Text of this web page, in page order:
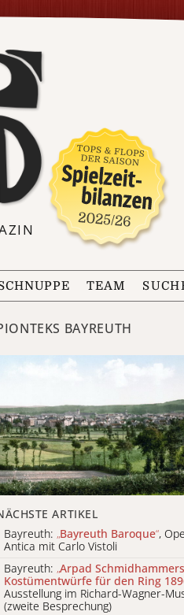
TEAM
BAYREUTH
ARTIKEL
Bayreuth: „Bayreuth Baroque“,
Antica mit Carlo Vistoli
Bayreuth: „Arpad Schmidhammers
Kostümentwürfe für den Ring
Ausstellung im Richard-Wagner-
(zweite Besprechung)